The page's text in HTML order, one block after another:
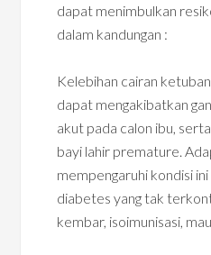
dapat menimbulkan
dalam kandungan :
Kelebihan cairan
dapat mengakibatkan
akut pada calon ibu,
bayi lahir premature.
mempengaruhi kondisi
diabetes yang tak
kembar, isoimunisasi,